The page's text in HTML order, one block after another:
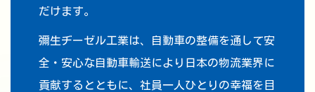
だけます。
彌生ヂーゼル工業は、自動車の整備を通して安
全・安心な自動車輸送により日本の物流業界に
貢献するとともに、社員一人ひとりの幸福を目